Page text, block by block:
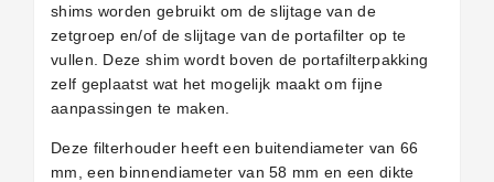
shims worden gebruikt om de slijtage van de
zetgroep en/of de slijtage van de portafilter op te
vullen. Deze shim wordt boven de portafilterpakking
zelf geplaatst wat het mogelijk maakt om fijne
aanpassingen te maken.
Deze filterhouder heeft een buitendiameter van 66
mm, een binnendiameter van 58 mm en een dikte